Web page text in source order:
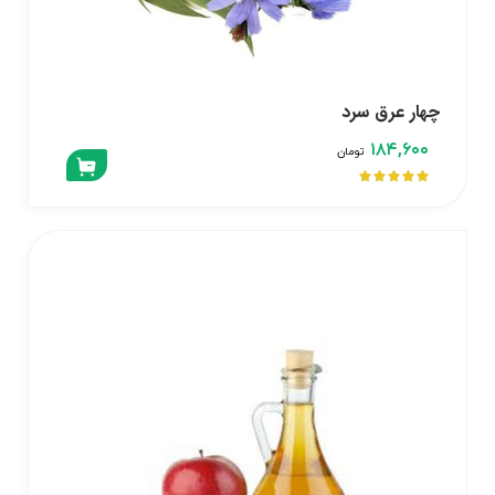
چهار عرق سرد
۱۸۴,۶۰۰ تومان




